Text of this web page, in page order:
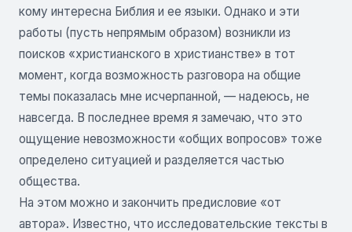
кому интересна Библия и ее языки. Однако и эти
работы (пусть непрямым образом) возникли из
поисков «христианского в христианстве» в тот
момент, когда возможность разговора на общие
темы показалась мне исчерпанной, — надеюсь, не
навсегда. В последнее время я замечаю, что это
ощущение невозможности «общих вопросов» тоже
определено ситуацией и разделяется частью
общества.
На этом можно и закончить предисловие «от
автора». Известно, что исследовательские тексты в